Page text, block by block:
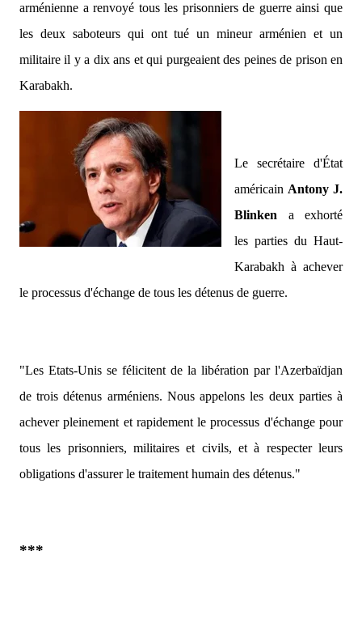
arménienne a renvoyé tous les prisonniers de guerre ainsi que
les deux saboteurs qui ont tué un mineur arménien et un
militaire il y a dix ans et qui purgeaient des peines de prison en
Karabakh.
Le secrétaire d'État
américain Antony J.
Blinken a exhorté
les parties du Haut-
Karabakh à achever
le processus d'échange de tous les détenus de guerre.
"Les Etats-Unis se félicitent de la libération par l'Azerbaïdjan
de trois détenus arméniens. Nous appelons les deux parties à
achever pleinement et rapidement le processus d'échange pour
tous les prisonniers, militaires et civils, et à respecter leurs
obligations d'assurer le traitement humain des détenus."
***